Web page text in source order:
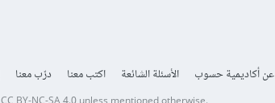
عن أكاديمية حسوب الأسئلة الشائعة اكتب معنا درّب معنا